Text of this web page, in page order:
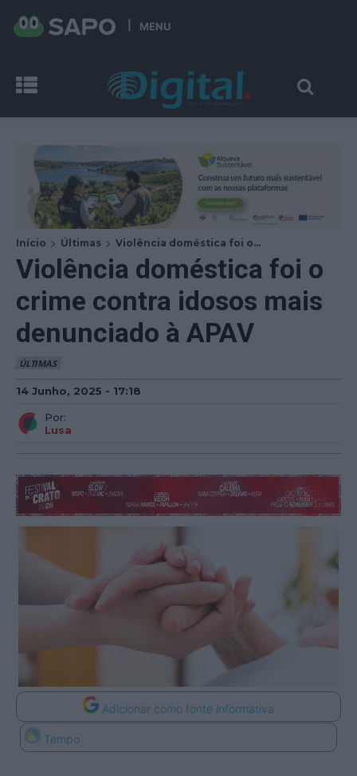
MENU
Início Últimas Violência doméstica foi o...
Violência doméstica foi o
crime contra idosos mais
denunciado à APAV
ÚLTIMAS
14 Junho, 2025 - 17:18
Por:
Lusa
Adicionar como fonte informativa
Tempo